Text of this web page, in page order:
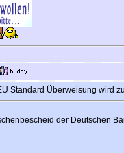
Standard Überweisung wird
der Deutschen